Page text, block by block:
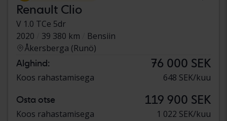
Renault Clio
V 1.0 TCe 5dr
2020
39 380 km
Bensiin
Åkersberga (Runö)
Alghind: 76 000 SEK
Koos rahastamisega 648 SEK/kuu
Osta otse 119 900 SEK
Koos rahastamisega 1 022 SEK/kuu